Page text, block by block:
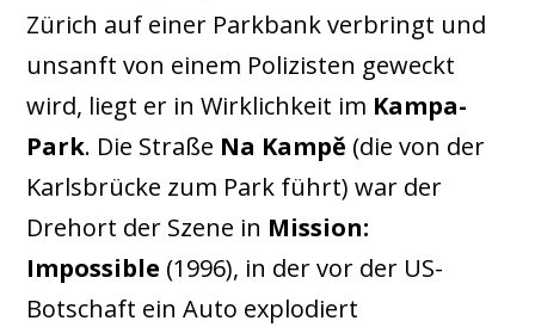
Zürich auf einer Parkbank verbringt und
unsanft von einem Polizisten geweckt
wird, liegt er in Wirklichkeit im Kampa-
Park. Die Straße Na Kampě (die von der
Karlsbrücke zum Park führt) war der
Drehort der Szene in Mission:
Impossible (1996), in der vor der US-
Botschaft ein Auto explodiert